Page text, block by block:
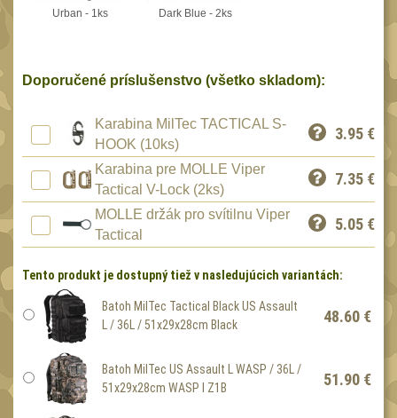
Cestovné púzdra 29
Doplňky 377
vycpávky10
Karabiny a přezky75
Kroužky, šňůrky,
koncovky25
Nášivky 105
Zámky
Nepromokavý potahy a
vaky18
Adaptéry 33
Taktická pera
Urban - 1ks Dark Blue - 2ks
Doporučené príslušenstvo (všetko skladom):
Karabina MilTec TACTICAL S-
HOOK (10ks)
3.95 €
Karabina pre MOLLE Viper
Tactical V-Lock (2ks)
7.35 €
MOLLE držák pro svítilnu Viper
Tactical
5.05 €
Tento produkt je dostupný tiež v nasledujúcich variantách:
Batoh MilTec Tactical Black US Assault
L / 36L / 51x29x28cm Black
48.60 €
Batoh MilTec US Assault L WASP / 36L /
51x29x28cm WASP I Z1B
51.90 €